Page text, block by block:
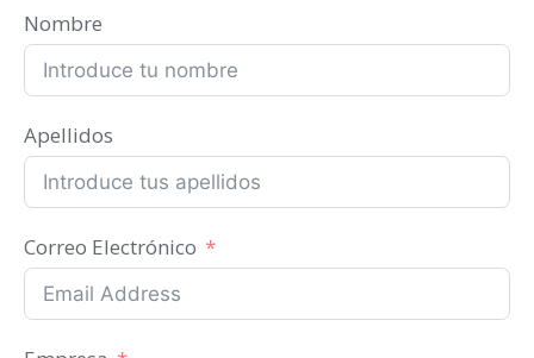
Nombre
Apellidos
Correo Electrónico